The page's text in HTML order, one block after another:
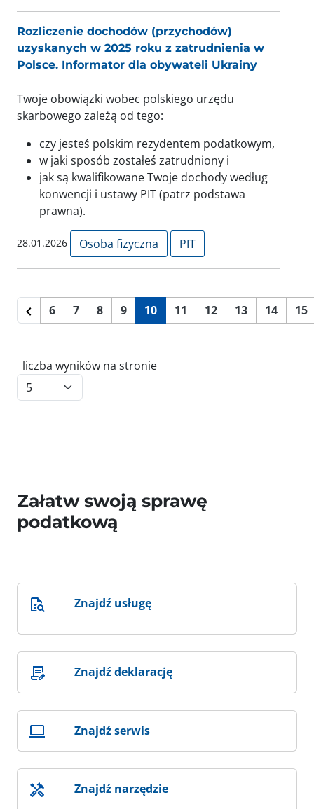
Rozliczenie dochodów (przychodów)
uzyskanych w 2025 roku z zatrudnienia w
Polsce. Informator dla obywateli Ukrainy
Twoje obowiązki wobec polskiego urzędu
skarbowego zależą od tego:
czy jesteś polskim rezydentem podatkowym,
w jaki sposób zostałeś zatrudniony i
jak są kwalifikowane Twoje dochody według
konwencji i ustawy PIT (patrz podstawa
prawna).
28.01.2026 Osoba fizyczna PIT
6 7 8 9 10 11 12 13 14 15
liczba wyników na stronie
Załatw swoją sprawę
podatkową
Znajdź usługę
Znajdź deklarację
Znajdź serwis
Znajdź narzędzie